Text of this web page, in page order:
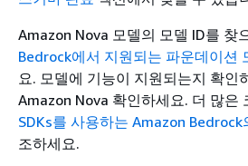
Amazon Nova 모델의 모델 ID를 찾
Bedrock에서 지원되는 파운데이션
요. 모델에 기능이 지원되는지 확인
Amazon Nova 확인하세요. 더 많은
SDKs를 사용하는 Amazon Bedrock
조하세요.